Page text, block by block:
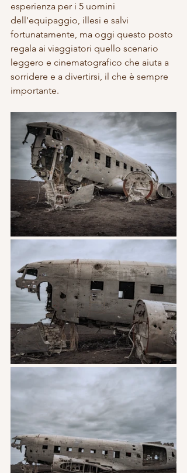
esperienza per i 5 uomini
dell'equipaggio, illesi e salvi
fortunatamente, ma oggi questo posto
regala ai viaggiatori quello scenario
leggero e cinematografico che aiuta a
sorridere e a divertirsi, il che è sempre
importante.